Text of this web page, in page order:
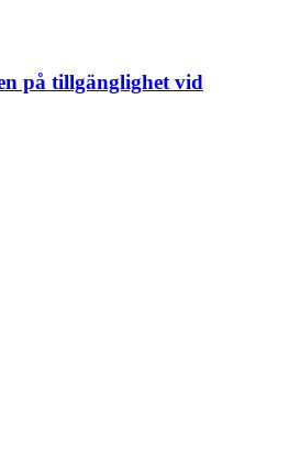
på tillgänglighet vid